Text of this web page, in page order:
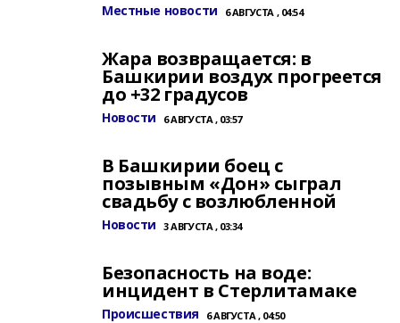
Местные новости 6 АВГУСТА , 04:54
Жара возвращается: в
Башкирии воздух прогреется
до +32 градусов
Новости 6 АВГУСТА , 03:57
В Башкирии боец с
позывным «Дон» сыграл
свадьбу с возлюбленной
Новости 3 АВГУСТА , 03:34
Безопасность на воде:
инцидент в Стерлитамаке
Происшествия 6 АВГУСТА , 04:50